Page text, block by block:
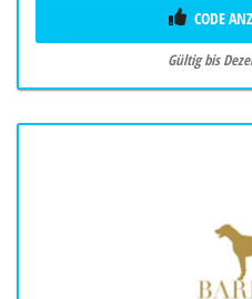
CODE
Gültig bis